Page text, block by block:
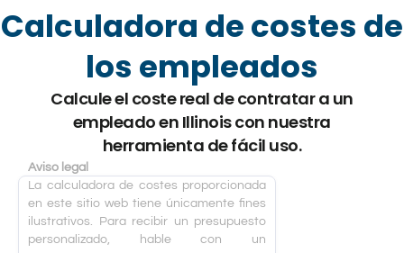
Calculadora de costes de
los empleados
Calcule el coste real de contratar a un
empleado en Illinois con nuestra
herramienta de fácil uso.
Aviso legal
La calculadora de costes proporcionada
en este sitio web tiene únicamente fines
ilustrativos. Para recibir un presupuesto
personalizado, hable con un